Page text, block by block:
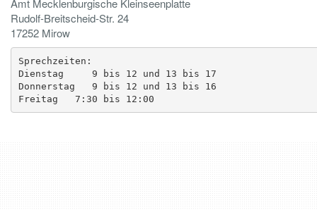
Amt Mecklenburgische Kleinseenplatte
Rudolf-Breitscheid-Str. 24
17252 Mirow
Sprechzeiten:
Dienstag     9 bis 12 und 13 bis 17
Donnerstag   9 bis 12 und 13 bis 16
Freitag   7:30 bis 12:00